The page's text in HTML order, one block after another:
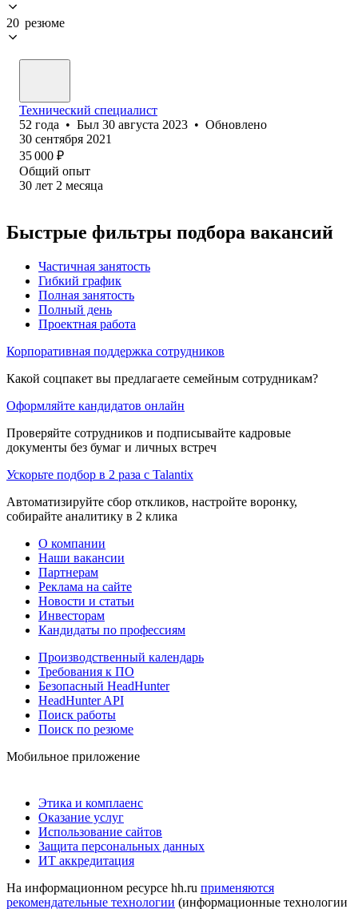
20 резюме
Технический специалист
52 года • Был 30 августа 2023 • Обновлено
30 сентября 2021
35 000 ₽
Общий опыт
30 лет 2 месяца
Быстрые фильтры подбора вакансий
Частичная занятость
Гибкий график
Полная занятость
Полный день
Проектная работа
Корпоративная поддержка сотрудников
Какой соцпакет вы предлагаете семейным сотрудникам?
Оформляйте кандидатов онлайн
Проверяйте сотрудников и подписывайте кадровые
документы без бумаг и личных встреч
Ускорьте подбор в 2 раза с Talantix
Автоматизируйте сбор откликов, настройте воронку,
собирайте аналитику в 2 клика
О компании
Наши вакансии
Партнерам
Реклама на сайте
Новости и статьи
Инвесторам
Кандидаты по профессиям
Производственный календарь
Требования к ПО
Безопасный HeadHunter
HeadHunter API
Поиск работы
Поиск по резюме
Мобильное приложение
Этика и комплаенс
Оказание услуг
Использование сайтов
Защита персональных данных
ИТ аккредитация
На информационном ресурсе hh.ru применяются
рекомендательные технологии (информационные технологии